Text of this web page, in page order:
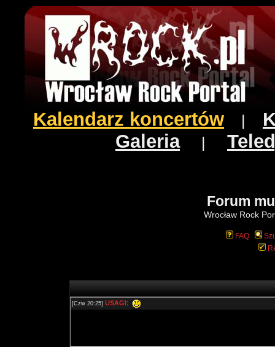
Kalendarz koncertów
Galeria|
Forum
Wrocław Rock
FAQ